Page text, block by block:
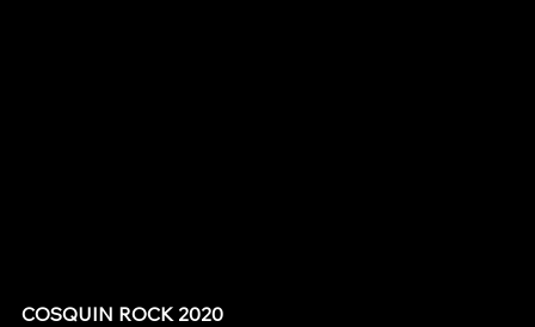
COSQUIN ROCK 2020